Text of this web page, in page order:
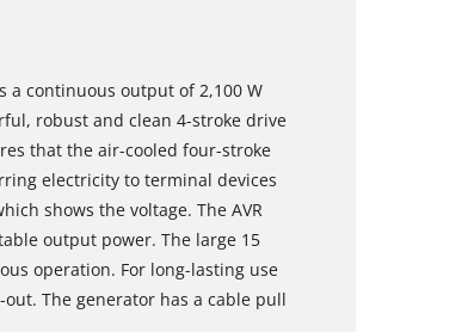
a continuous output of 2,100 W
robust and clean 4-stroke drive
that the air-cooled four-stroke
electricity to terminal devices
shows the voltage. The AVR
output power. The large 15
operation. For long-lasting use
The generator has a cable pull